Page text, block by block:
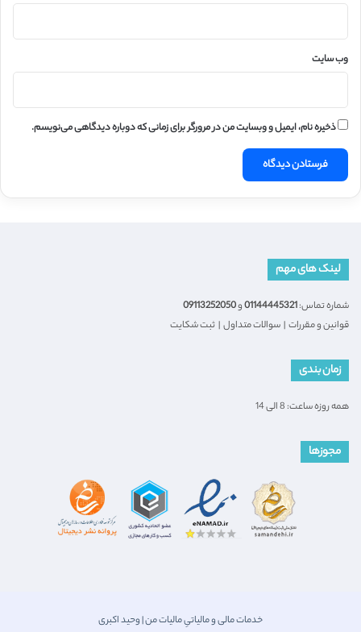
وب‌ سایت
ذخیره نام، ایمیل و وبسایت من در مرورگر برای زمانی که دوباره دیدگاهی می‌نویسم.
لینک های مهم
شماره تماس:01144445321و09113252050
قوانین و مقررات | سوالات متداول | ثبت شکایت
زمان بندی
همه روزه ساعت: 8 الی 14
مجوزها
خدمات مالی و مالیاتیِ مالیات من | وحید اکبری